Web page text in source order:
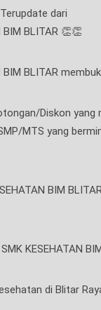
dari
BIM BLITAR 👏👏
BIM BLITAR
Diskon yang
MTS yang
BIM
KESEHATAN
di Blitar